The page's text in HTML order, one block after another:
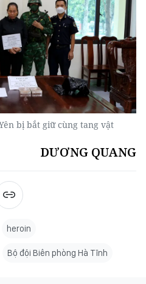
bị bắt giữ cùng tang vật
DƯƠNG QUANG
heroin
Bộ đội Biên phòng Hà Tĩnh